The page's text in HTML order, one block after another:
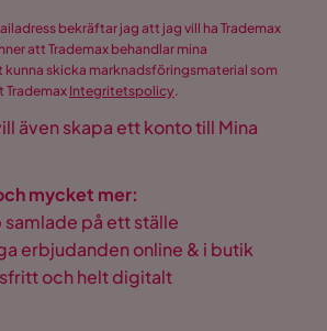
bekräftar jag att jag vill ha Trademax
att Trademax behandlar mina
skicka marknadsföringsmaterial som
Trademax Integritetspolicy.
även skapa ett konto till Mina
mycket mer:
samlade på ett ställe
erbjudanden online & i butik
och helt digitalt